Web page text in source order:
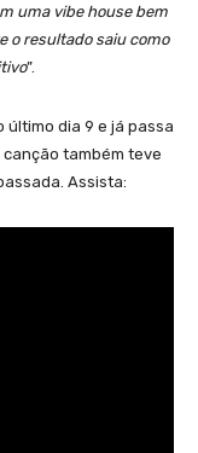
uma vibe house bem
o resultado saiu como
”.
último dia 9 e já passa
canção também teve
Assista: